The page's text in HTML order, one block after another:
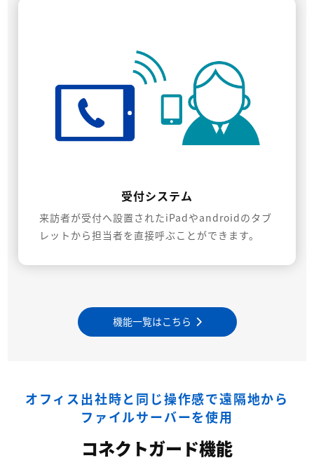
受付システム
来訪者が受付へ設置されたiPadやandroidのタブ
レットから担当者を直接呼ぶことができます。
機能一覧はこちら
オフィス出社時と同じ操作感で遠隔地から
ファイルサーバーを使用
コネクトガード機能